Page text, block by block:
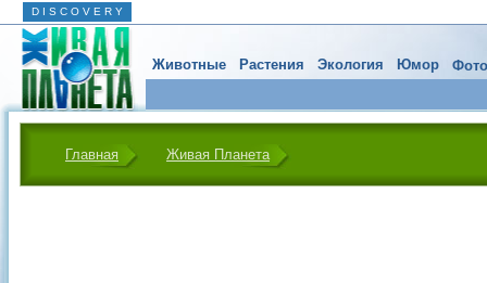
D I S C O V E R Y
Животные Растения Экология Юмор
Главная Живая Планета